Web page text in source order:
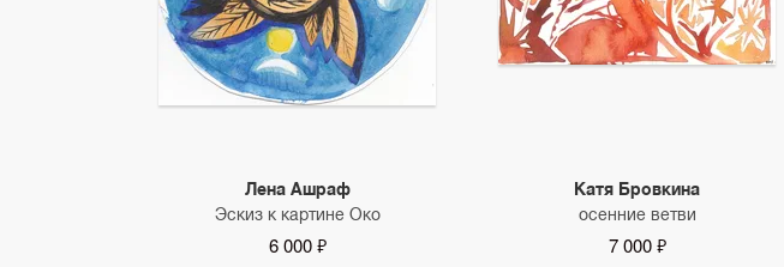
Лена Ашраф
Эскиз к картине Око
6 000 ₽
Катя Бровкина
осенние ветви
7 000 ₽